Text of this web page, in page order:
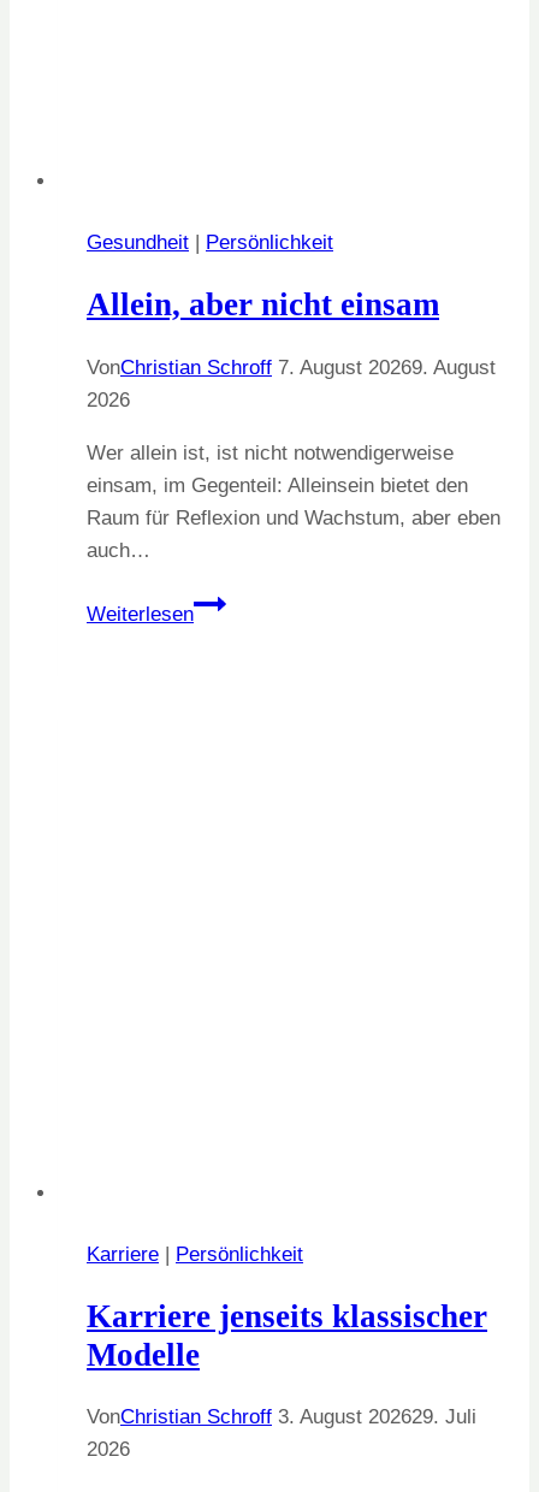
Gesundheit | Persönlichkeit
Allein, aber nicht einsam
VonChristian Schroff 7. August 20269. August
2026
Wer allein ist, ist nicht notwendigerweise
einsam, im Gegenteil: Alleinsein bietet den
Raum für Reflexion und Wachstum, aber eben
auch…
Weiterlesen
Allein,
Karriere | Persönlichkeit
Karriere jenseits klassischer
Modelle
VonChristian Schroff 3. August 202629. Juli
2026